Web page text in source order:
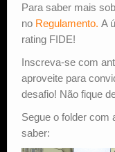
Para saber mais
no Regulamento. A
rating FIDE!
Inscreva-se com
aproveite para
desafio! Não fique
Segue o folder com
saber: